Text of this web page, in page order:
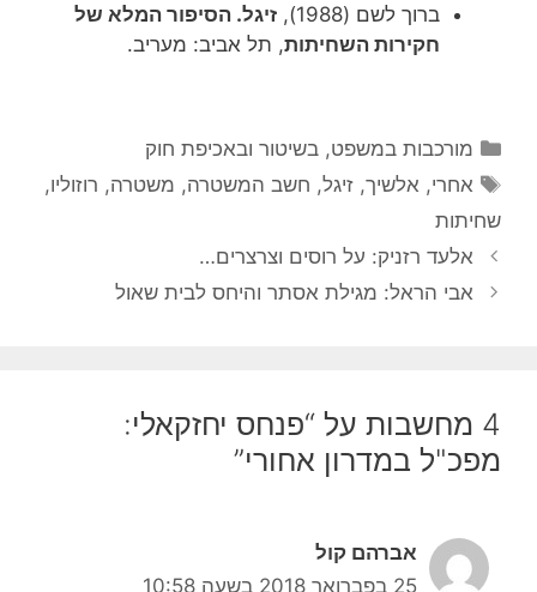
ברוך לשם (1988),
זיגל. הסיפור המלא של
חקירות השחיתות, תל אביב: מעריב.
קטגוריות
מורכבות במשפט, בשיטור ובאכיפת חוק
תגיות
אחרי, אלשיך,זיגל, חשב המשטרה, משטרה, רוזוליו,
שחיתות
אלעד רזניק: על רוסים וצרצרים…
אבי הראל: מגילת אסתר והיחס לבית שאול
4 מחשבות על “פנחס יחזקאלי:
מפכ"ל במדרון אחורי”
אברהם קול
25 בפברואר 2018 בשעה 10:58